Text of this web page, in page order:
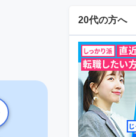
20代の方へ